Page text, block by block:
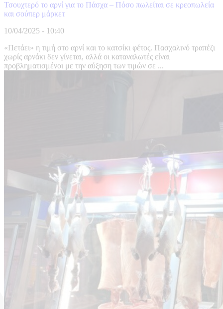
Τσουχτερό το αρνί για το Πάσχα – Πόσο πωλείται σε κρεοπωλεία
και σούπερ μάρκετ
10/04/2025 - 10:40
«Πετάει» η τιμή στο αρνί και το κατσίκι φέτος. Πασχαλινό τραπέζι
χωρίς αρνάκι δεν γίνεται, αλλά οι καταναλωτές είναι
προβληματισμένοι με την αύξηση των τιμών σε ...